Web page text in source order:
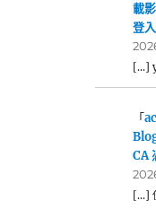
載
登
[…]
「
CA
[…]